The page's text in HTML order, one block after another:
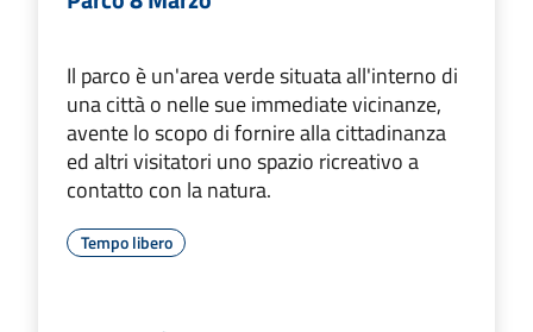
Il parco è un'area verde situata all'interno di
una città o nelle sue immediate vicinanze,
avente lo scopo di fornire alla cittadinanza
ed altri visitatori uno spazio ricreativo a
contatto con la natura.
Tempo libero